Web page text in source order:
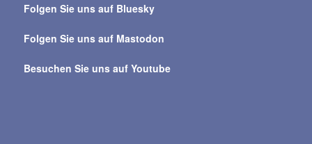
Folgen Sie uns auf Bluesky
Folgen Sie uns auf Mastodon
Besuchen Sie uns auf Youtube